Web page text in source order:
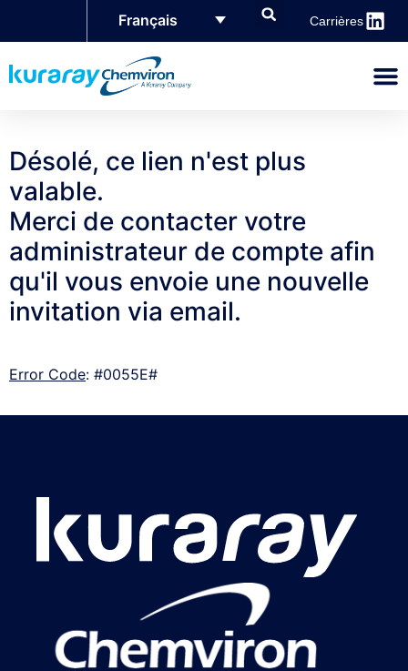
Carrières
Français
Désolé, ce lien n'est plus
valable.
Merci de contacter votre
administrateur de compte afin
qu'il vous envoie une nouvelle
invitation via email.
Error Code: #0055E#